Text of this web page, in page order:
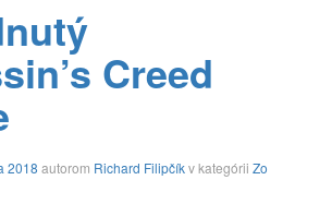
Creed
2018 9.
autorom Richard Filipčíkv kategórii Zo